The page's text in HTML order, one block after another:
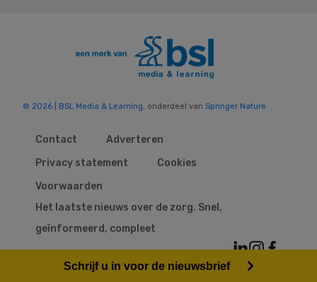
© 2026 | BSL Media & Learning, onderdeel van Springer Nature
Contact
Adverteren
Privacy statement
Cookies
Voorwaarden
Het laatste nieuws over de zorg. Snel,
geïnformeerd, compleet
Schrijf u in voor de nieuwsbrief